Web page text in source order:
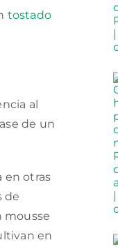
tostado
al
de un
en otras
de
mousse
en